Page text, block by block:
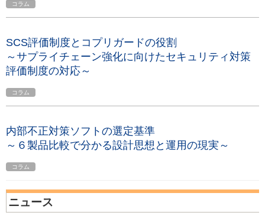
コラム
SCS評価制度とコプリガードの役割
～サプライチェーン強化に向けたセキュリティ対策
評価制度の対応～
コラム
内部不正対策ソフトの選定基準
～６製品比較で分かる設計思想と運用の現実～
コラム
ニュース